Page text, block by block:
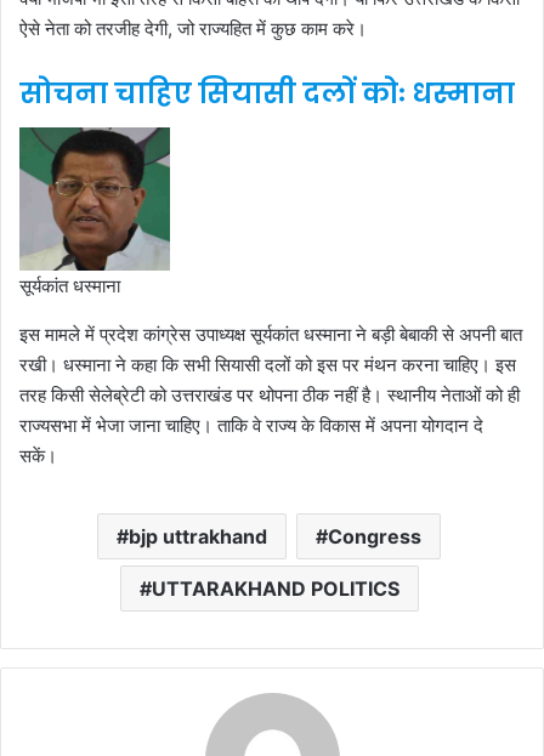
ऐसे नेता को तरजीह देगी, जो राज्यहित में कुछ काम करे।
सोचना चाहिए सियासी दलों कोः धस्माना
सूर्यकांत धस्माना
इस मामले में प्रदेश कांग्रेस उपाध्यक्ष सूर्यकांत धस्माना ने बड़ी बेबाकी से अपनी बात
रखी। धस्माना ने कहा कि सभी सियासी दलों को इस पर मंथन करना चाहिए। इस
तरह किसी सेलेब्रेटी को उत्तराखंड पर थोपना ठीक नहीं है। स्थानीय नेताओं को ही
राज्यसभा में भेजा जाना चाहिए। ताकि वे राज्य के विकास में अपना योगदान दे
सकें।
bjp uttrakhand Congress
UTTARAKHAND POLITICS